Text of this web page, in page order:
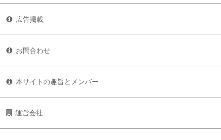
広告掲載
お問合わせ
本サイトの趣旨とメンバー
運営会社